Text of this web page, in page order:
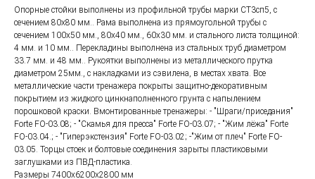
Опорные стойки выполнены из профильной трубы марки СТ3сп5, с
сечением 80х80 мм.. Рама выполнена из прямоугольной трубы с
сечением 100х50 мм., 80х40 мм., 60х30 мм. и стального листа толщиной:
4 мм. и 10 мм.. Перекладины выполнена из стальных труб диаметром
33.7 мм. и 48 мм.. Рукоятки выполнены из металлического прутка
диаметром 25мм., с накладками из сэвилена, в местах хвата. Все
металлические части тренажера покрыты защитно-декоративным
покрытием из жидкого цинкнаполненного грунта с напылением
порошковой краски. Вмонтированные тренажеры: - "Шраги/приседания"
Forte FO-03.08; - "Скамья для пресса" Forte FO-03.07; - "Жим лёжа" Forte
FO-03.04.; - "Гиперэкстензия" Forte FO-03.02; -"Жим от плеч" Forte FO-
03.05. Торцы стоек и болтовые соединения зарыты пластиковыми
заглушками из ПВД-пластика.
Размеры 7400x6200x2800 мм